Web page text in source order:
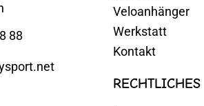
88
Veloanhänger
Werkstatt
Kontakt
RECHTLICHES